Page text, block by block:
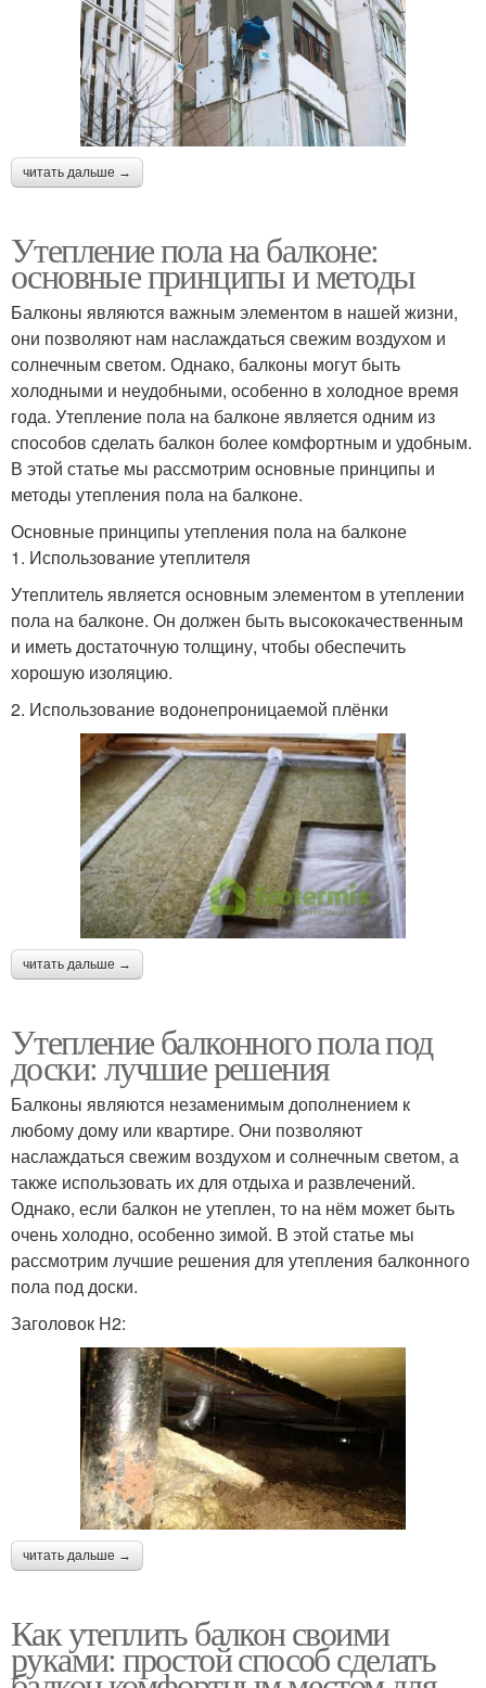
читать дальше →
Утепление пола на балконе:
основные принципы и методы
Балконы являются важным элементом в нашей жизни,
они позволяют нам наслаждаться свежим воздухом и
солнечным светом. Однако, балконы могут быть
холодными и неудобными, особенно в холодное время
года. Утепление пола на балконе является одним из
способов сделать балкон более комфортным и удобным.
В этой статье мы рассмотрим основные принципы и
методы утепления пола на балконе.
Основные принципы утепления пола на балконе
1. Использование утеплителя
Утеплитель является основным элементом в утеплении
пола на балконе. Он должен быть высококачественным
и иметь достаточную толщину, чтобы обеспечить
хорошую изоляцию.
2. Использование водонепроницаемой плёнки
читать дальше →
Утепление балконного пола под
доски: лучшие решения
Балконы являются незаменимым дополнением к
любому дому или квартире. Они позволяют
наслаждаться свежим воздухом и солнечным светом, а
также использовать их для отдыха и развлечений.
Однако, если балкон не утеплен, то на нём может быть
очень холодно, особенно зимой. В этой статье мы
рассмотрим лучшие решения для утепления балконного
пола под доски.
Заголовок H2:
читать дальше →
Как утеплить балкон своими
руками: простой способ сделать